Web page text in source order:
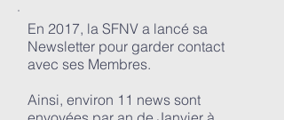
En 2017, la SFNV a lancé sa
Newsletter pour garder contact
avec ses Membres.
Ainsi, environ 11 news sont